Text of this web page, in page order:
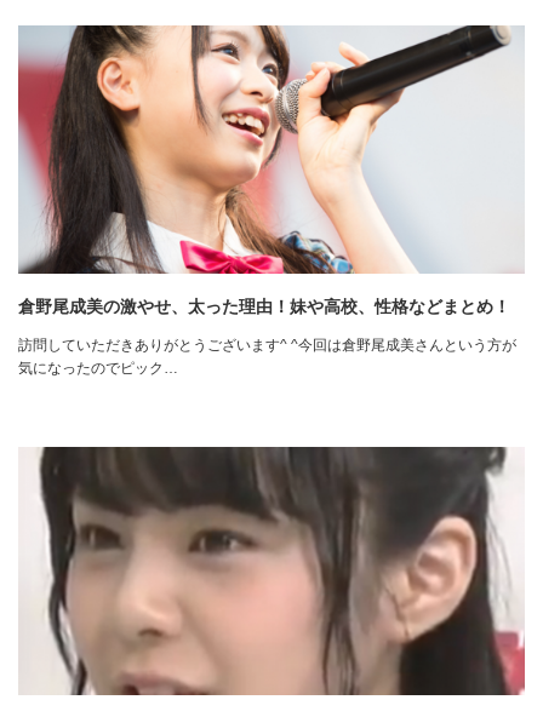
倉野尾成美の激やせ、太った理由！妹や高校、性格などまとめ！
訪問していただきありがとうございます^ ^今回は倉野尾成美さんという方が
気になったのでピック…